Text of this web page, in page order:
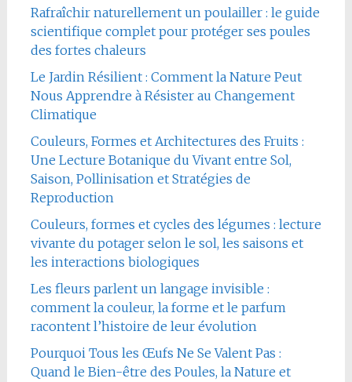
Rafraîchir naturellement un poulailler : le guide
scientifique complet pour protéger ses poules
des fortes chaleurs
Le Jardin Résilient : Comment la Nature Peut
Nous Apprendre à Résister au Changement
Climatique
Couleurs, Formes et Architectures des Fruits :
Une Lecture Botanique du Vivant entre Sol,
Saison, Pollinisation et Stratégies de
Reproduction
Couleurs, formes et cycles des légumes : lecture
vivante du potager selon le sol, les saisons et
les interactions biologiques
Les fleurs parlent un langage invisible :
comment la couleur, la forme et le parfum
racontent l’histoire de leur évolution
Pourquoi Tous les Œufs Ne Se Valent Pas :
Quand le Bien-être des Poules, la Nature et